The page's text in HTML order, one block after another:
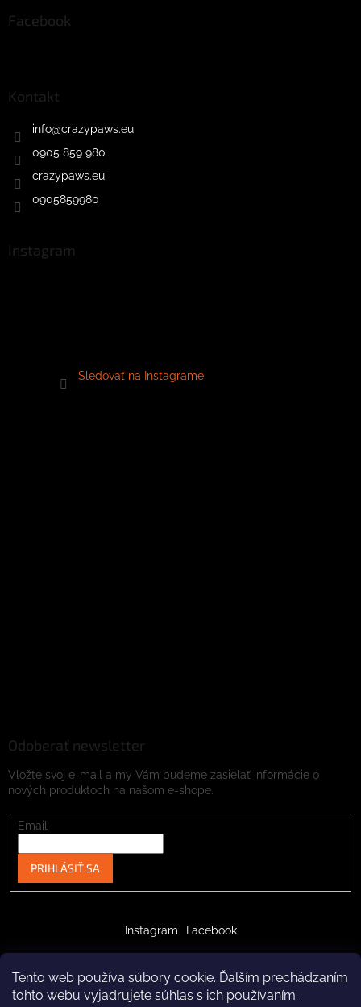
Tento web používa súbory cookie. Ďalším prechádzaním
tohto webu vyjadrujete súhlas s ich používaním.
Facebook
Kontakt
info@crazypaws.eu
0905 859 980
crazypaws.eu
0905859980
Instagram
Sledovať na Instagrame
Odoberať newsletter
Vložte svoj e-mail a my Vám budeme zasielať informácie o
nových produktoch na našom e-shope.
Email
PRIHLÁSIŤ SA
Instagram Facebook